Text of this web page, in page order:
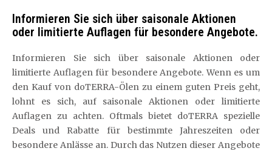
Informieren Sie sich über saisonale Aktionen
oder limitierte Auflagen für besondere Angebote.
Informieren Sie sich über saisonale Aktionen oder
limitierte Auflagen für besondere Angebote. Wenn es um
den Kauf von doTERRA-Ölen zu einem guten Preis geht,
lohnt es sich, auf saisonale Aktionen oder limitierte
Auflagen zu achten. Oftmals bietet doTERRA spezielle
Deals und Rabatte für bestimmte Jahreszeiten oder
besondere Anlässe an. Durch das Nutzen dieser Angebote